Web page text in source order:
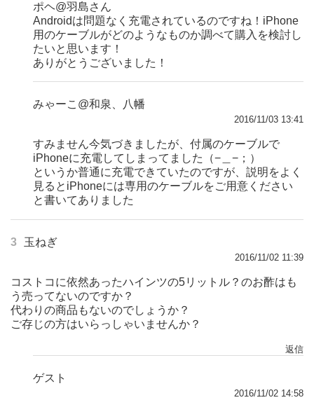
ポヘ@羽島さん
Androidは問題なく充電されているのですね！iPhone
用のケーブルがどのようなものか調べて購入を検討し
たいと思います！
ありがとうございました！
みゃーこ@和泉、八幡
2016/11/03 13:41
すみません今気づきましたが、付属のケーブルで
iPhoneに充電してしまってました（−＿−；）
というか普通に充電できていたのですが、説明をよく
見るとiPhoneには専用のケーブルをご用意ください
と書いてありました
3 玉ねぎ
2016/11/02 11:39
コストコに依然あったハインツの5リットル？のお酢はも
う売ってないのですか？
代わりの商品もないのでしょうか？
ご存じの方はいらっしゃいませんか？
返信
ゲスト
2016/11/02 14:58